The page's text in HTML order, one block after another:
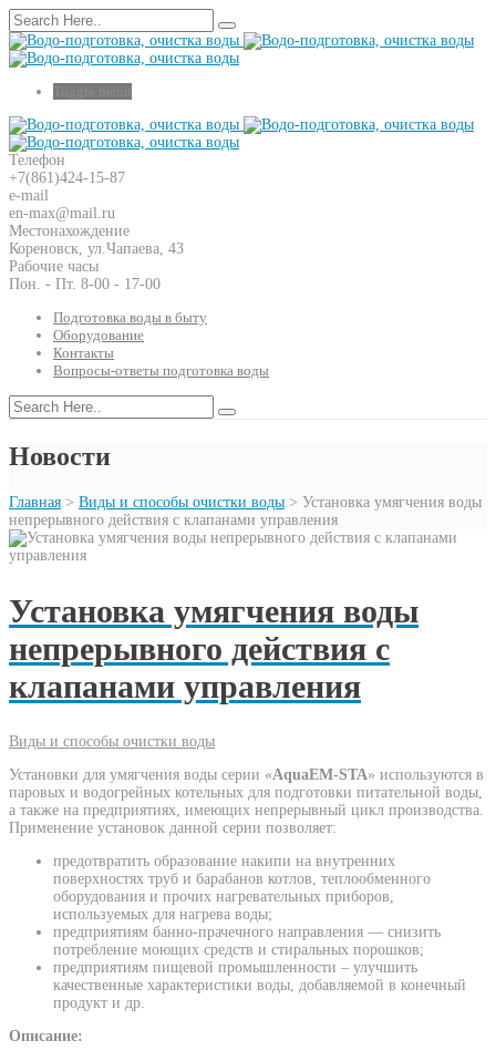
Телефон
+7(861)424-15-87
e-mail
en-max@mail.ru
Местонахождение
Кореновск, ул.Чапаева, 43
Рабочие часы
Пон. - Пт. 8-00 - 17-00
Подготовка воды в быту
Оборудование
Контакты
Вопросы-ответы подготовка воды
Новости
Главная > Виды и способы очистки воды > Установка умягчения воды
непрерывного действия с клапанами управления
Установка умягчения воды
непрерывного действия с
клапанами управления
Виды и способы очистки воды
Установки для умягчения воды серии «AquaEM-STA» используются в
паровых и водогрейных котельных для подготовки питательной воды,
а также на предприятиях, имеющих непрерывный цикл производства.
Применение установок данной серии позволяет:
предотвратить образование накипи на внутренних
поверхностях труб и барабанов котлов, теплообменного
оборудования и прочих нагревательных приборов,
используемых для нагрева воды;
предприятиям банно-прачечного направления — снизить
потребление моющих средств и стиральных порошков;
предприятиям пищевой промышленности – улучшить
качественные характеристики воды, добавляемой в конечный
продукт и др.
Описание: